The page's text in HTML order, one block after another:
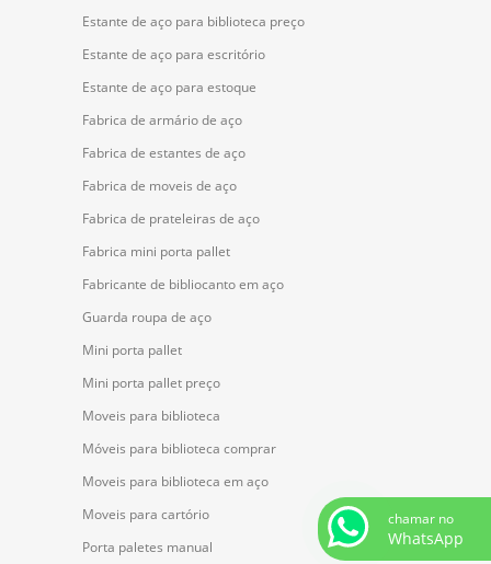
Estante de aço para biblioteca preço
Estante de aço para escritório
Estante de aço para estoque
Fabrica de armário de aço
Fabrica de estantes de aço
Fabrica de moveis de aço
Fabrica de prateleiras de aço
Fabrica mini porta pallet
Fabricante de bibliocanto em aço
Guarda roupa de aço
Mini porta pallet
Mini porta pallet preço
Moveis para biblioteca
Móveis para biblioteca comprar
Moveis para biblioteca em aço
Moveis para cartório
Porta paletes manual
chamar no
WhatsApp